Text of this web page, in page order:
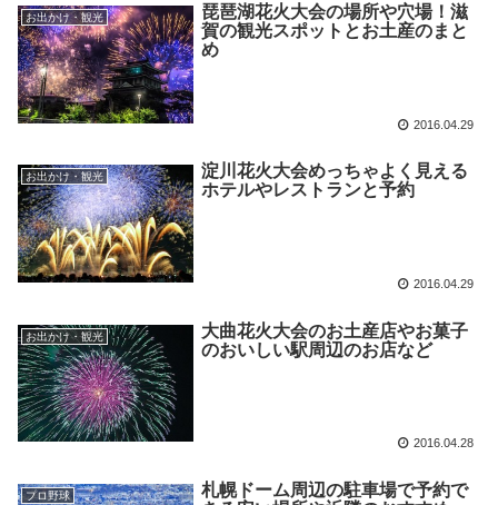
お出かけ・観光
琵琶湖花火大会の場所や穴場！滋
賀の観光スポットとお土産のまと
め
2016.04.29
お出かけ・観光
淀川花火大会めっちゃよく見える
ホテルやレストランと予約
2016.04.29
お出かけ・観光
大曲花火大会のお土産店やお菓子
のおいしい駅周辺のお店など
2016.04.28
プロ野球
札幌ドーム周辺の駐車場で予約で